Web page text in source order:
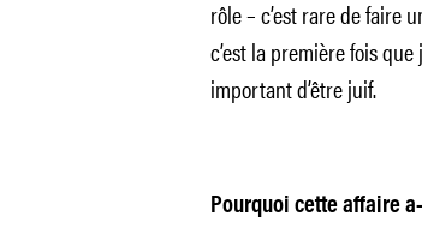
rôle – c’est rare de faire
c’est la première fois
important d’être juif.
Pourquoi cette affaire